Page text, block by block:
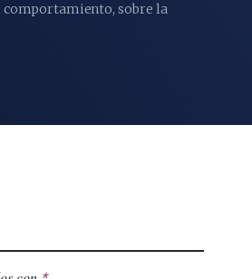
comportamiento, sobre la